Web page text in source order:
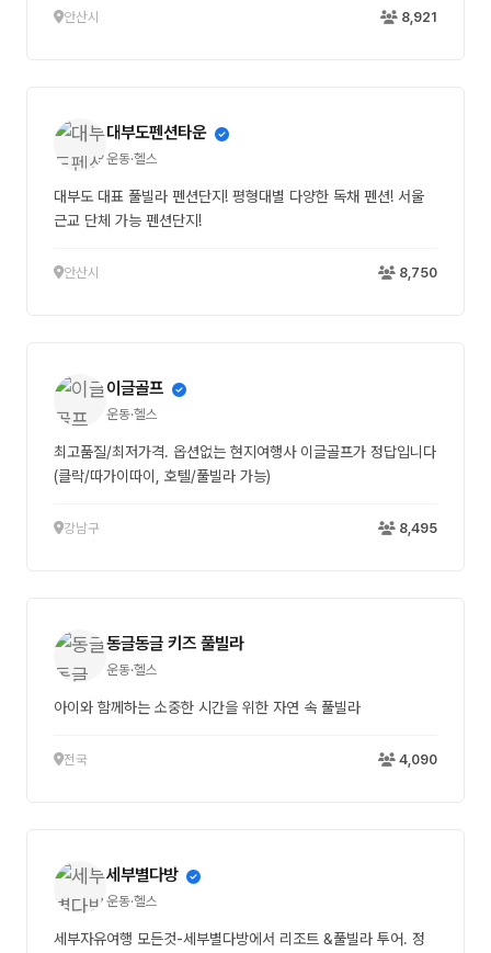
안산시 8,921
대부도펜션타운
운동·헬스
대부도 대표 풀빌라 펜션단지! 평형대별 다양한 독채 펜션! 서울
근교 단체 가능 펜션단지!
안산시 8,750
이글골프
운동·헬스
최고품질/최저가격. 옵션없는 현지여행사 이글골프가 정답입니다
(클락/따가이따이, 호텔/풀빌라 가능)
강남구 8,495
동글동글 키즈 풀빌라
운동·헬스
아이와 함께하는 소중한 시간을 위한 자연 속 풀빌라
전국 4,090
세부별다방
운동·헬스
세부자유여행 모든것-세부별다방에서 리조트 &풀빌라 투어. 정